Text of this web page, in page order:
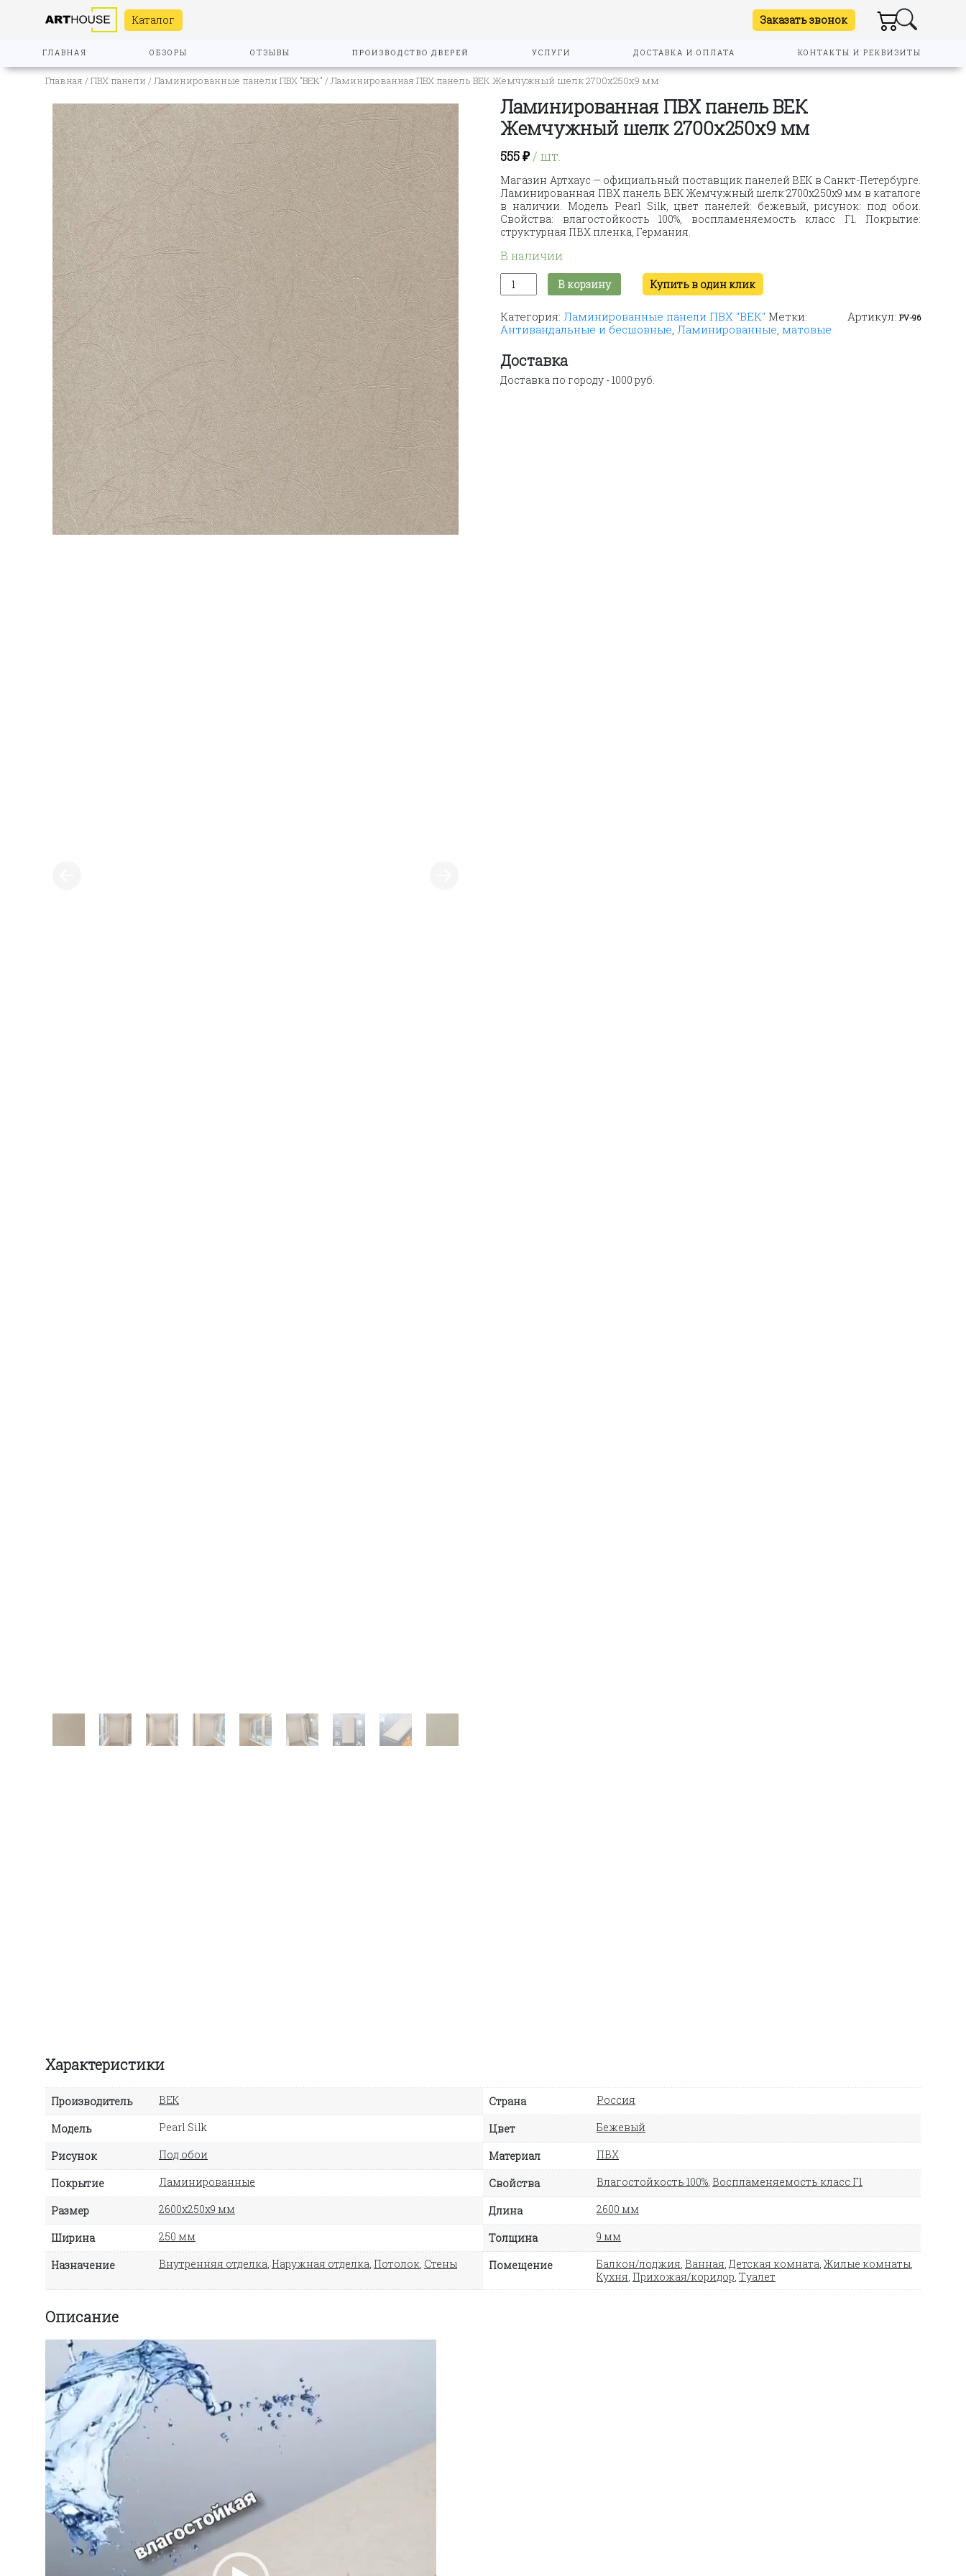
Каталог Заказать звонок
ГЛАВНАЯ ОБЗОРЫ ОТЗЫВЫ УСЛУГИ ДОСТАВКА И ОПЛАТА КОНТАКТЫ И РЕКВИЗИТЫ
Главная /ПВХ панели / Ламинированные панели ПВХ "ВЕК" / Ламинированная ПВХ панель ВЕК Жемчужный шелк 2700х250х9 мм
Ламинированная ПВХ панель ВЕК
Жемчужный шелк 2700х250х9 мм
555₽/ шт.
Магазин Артхаус — официальный поставщик панелей ВЕК в Санкт-Петербурге.
Ламинированная ПВХ панель ВЕК Жемчужный шелк 2700х250х9 мм в каталоге
в наличии. Модель Pearl Silk, цвет панелей: бежевый, рисунок: под обои.
Свойства: влагостойкость 100%, воспламеняемость класс Г1. Покрытие:
структурная ПВХ пленка, Германия.
В наличии
Количество
товара
ПВХ
панель
Жемчужный
шелк
2700х250х9
В корзину Купить в один клик
Артикул: PV-96
Категория:Ламинированные панели ПВХ "ВЕК" Метки:
Антивандальные и бесшовные,Ламинированные, матовые
Доставка
Доставка по городу - 1000 руб.
Характеристики
Производитель ВЕК Страна Россия
Модель Pearl Silk Цвет Бежевый
Рисунок Под обои Материал ПВХ
Покрытие Ламинированные Свойства Влагостойкость 100%, Воспламеняемость класс Г1
Размер 2600х250х9 мм Длина 2600 мм
Ширина 250 мм Толщина 9 мм
Назначение Внутренняя отделка, Наружная отделка, Потолок, Стены Помещение Балкон/лоджия, Ванная, Детская комната, Жилые комнаты,
Кухня, Прихожая/коридор, Туалет
Описание
Видеоплеер